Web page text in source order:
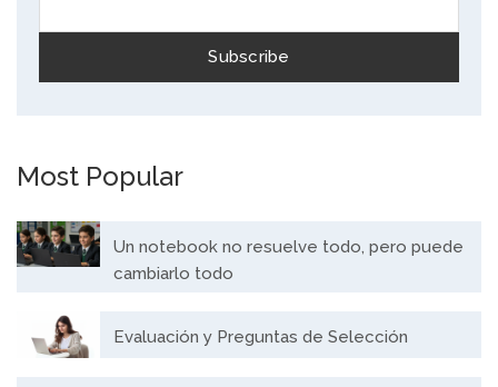
Most Popular
Un notebook no resuelve todo, pero puede
cambiarlo todo
Evaluación y Preguntas de Selección